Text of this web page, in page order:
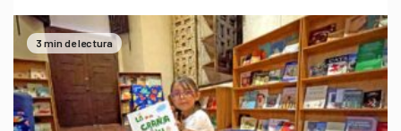
3 min de lectura